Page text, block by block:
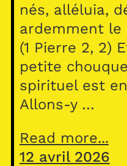
nés, alléluia,
ardemment
(1 Pierre 2, 2)
petite
spirituel est
Allons-y …
Read more...
12 avril 2026